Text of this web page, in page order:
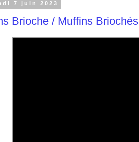
7 juin 2023
Brioche / Muffins Briochés